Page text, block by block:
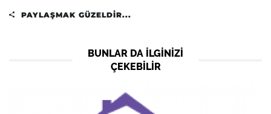
PAYLAŞMAK GÜZELDIR...
BUNLAR DA ILGINIZI
ÇEKEBILIR